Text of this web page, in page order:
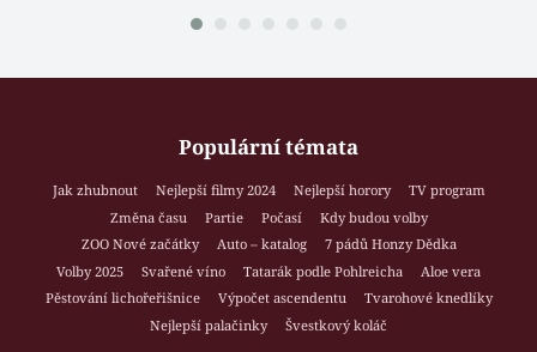
Populární témata
Jak zhubnout Nejlepší filmy 2024 Nejlepší horory
TV program
Změna času
Partie Počasí
Kdy budou volby
ZOO Nové začátky
Auto – katalog
7 pádů Honzy Dědka
Volby 2025
Svařené víno Tatarák podle Pohlreicha
Aloe vera
Pěstování lichořeřišnice
Výpočet ascendentu
Tvarohové knedlíky
Nejlepší palačinky
Švestkový koláč